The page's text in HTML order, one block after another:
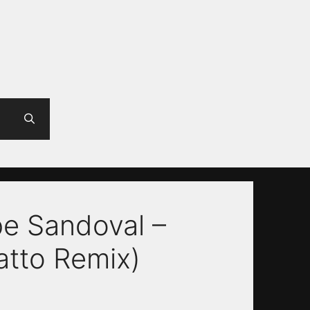
Sandoval –
Remix)